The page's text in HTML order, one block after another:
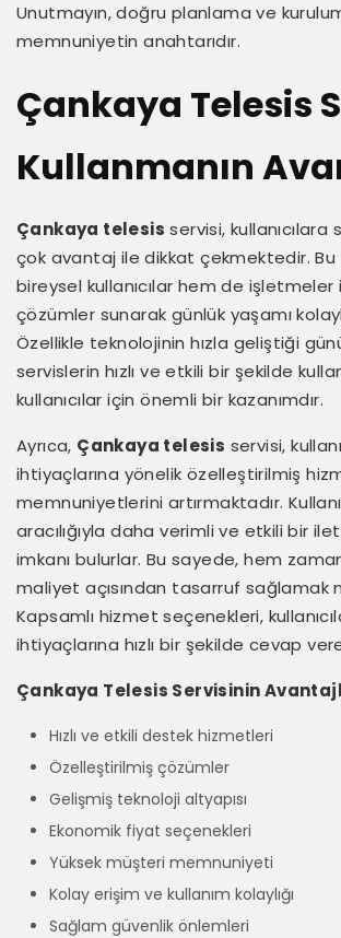
Unutmayın, doğru planlama ve
memnuniyetin anahtarıdır.
Çankaya Telesis
Kullanmanın
Çankaya telesis servisi, kullanıcılara
çok avantaj ile dikkat çekmektedir. Bu
bireysel kullanıcılar hem de işletmeler
çözümler sunarak günlük yaşamı
Özellikle teknolojinin hızla geliştiği
servislerin hızlı ve etkili bir şekilde
kullanıcılar için önemli bir kazanımdır.
Ayrıca, Çankaya telesis servisi,
ihtiyaçlarına yönelik özelleştirilmiş
memnuniyetlerini artırmaktadır.
aracılığıyla daha verimli ve etkili bir
imkanı bulurlar. Bu sayede, hem
maliyet açısından tasarruf sağlamak
Kapsamlı hizmet seçenekleri,
ihtiyaçlarına hızlı bir şekilde cevap
Çankaya Telesis Servisinin
Hızlı ve etkili destek hizmetleri
Özelleştirilmiş çözümler
Gelişmiş teknoloji altyapısı
Ekonomik fiyat seçenekleri
Yüksek müşteri memnuniyeti
Kolay erişim ve kullanım kolaylığı
Sağlam güvenlik önlemleri